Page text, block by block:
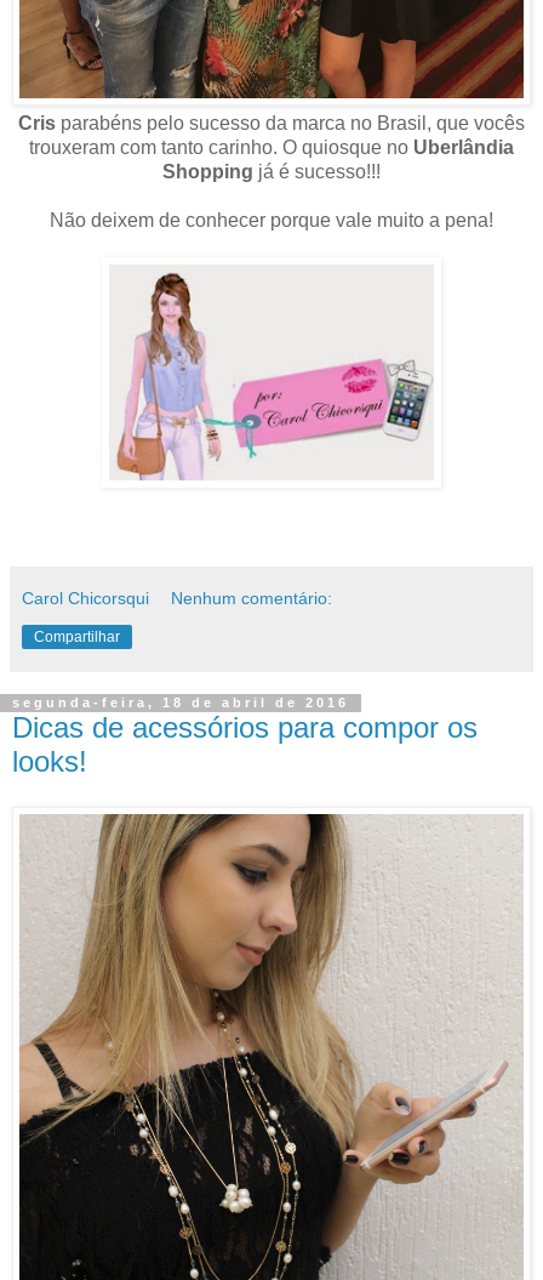
Cris parabéns pelo sucesso da marca no Brasil, que vocês
trouxeram com tanto carinho. O quiosque no Uberlândia
Shopping já é sucesso!!!
Não deixem de conhecer porque vale muito a pena!
Carol Chicorsqui Nenhum comentário:
Compartilhar
segunda-feira, 18 de abril de 2016
Dicas de acessórios para compor os
looks!